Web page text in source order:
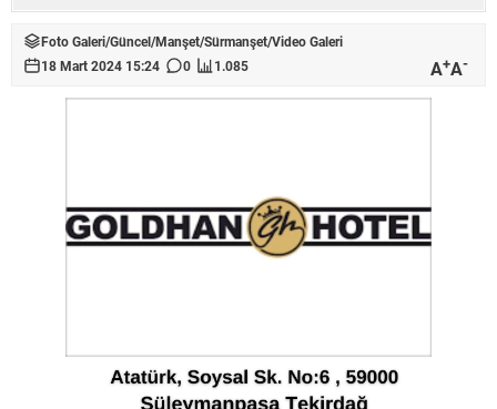
Foto Galeri/Güncel/Manşet/Sürmanşet/Video Galeri
18 Mart 2024 15:24
0 1.085 A+A-